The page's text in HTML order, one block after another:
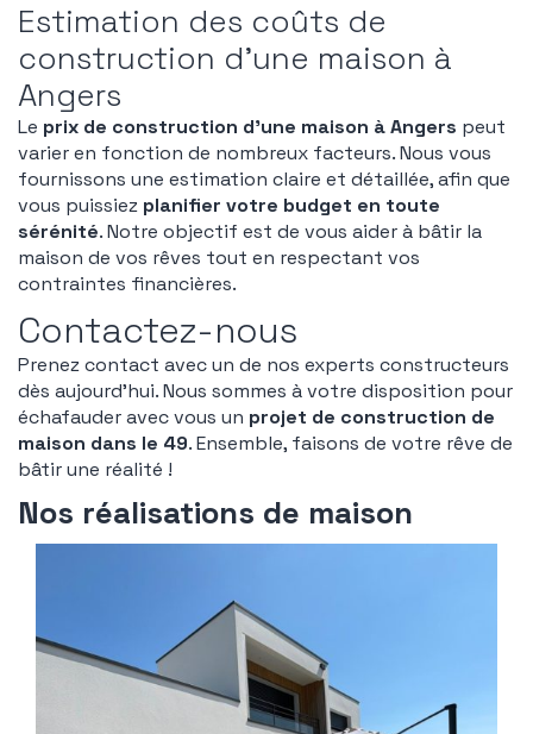
Estimation des coûts de
construction d’une maison à
Angers
Le prix de construction d’une maison à Angers peut
varier en fonction de nombreux facteurs. Nous vous
fournissons une estimation claire et détaillée, afin que
vous puissiez planifier votre budget en toute
sérénité. Notre objectif est de vous aider à bâtir la
maison de vos rêves tout en respectant vos
contraintes financières.
Contactez-nous
Prenez contact avec un de nos experts constructeurs
dès aujourd’hui. Nous sommes à votre disposition pour
échafauder avec vous un projet de construction de
maison dans le 49. Ensemble, faisons de votre rêve de
bâtir une réalité !
Nos réalisations de maison